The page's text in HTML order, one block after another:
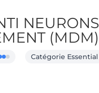
(MDM)
Catégorie Essential